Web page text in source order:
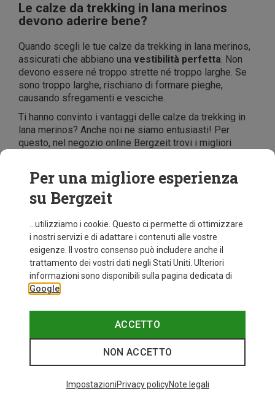
Le calze da trekking in lana merinos
devono aderire bene?
Quando scegli le tue calze da trekking in lana merinos,
assicurati che abbiano una vestibilità perfetta. Non
devono essere né troppo strette né troppo larghe. Se
sono troppo larghe, rischiano di formare pieghe,
causando sfregamenti e vesciche.
Ti hanno convinto i vantaggi delle calze da trekking in
lana merinos? Anche noi ne siamo entusiasti! Per
questo, nel negozio online Bergzeit trovi i migliori
. Scopri la nostra ampia selezione per
donna, uomo e bambinoe approfitta di prezzi super
convenienti.
Per una migliore esperienza
su Bergzeit
...utilizziamo i cookie. Questo ci permette di ottimizzare
i nostri servizi e di adattare i contenuti alle vostre
esigenze. Il vostro consenso può includere anche il
trattamento dei vostri dati negli Stati Uniti. Ulteriori
informazioni sono disponibili sulla pagina dedicata di
Google
ACCETTO
NON ACCETTO
ImpostazioniPrivacy policyNote legali